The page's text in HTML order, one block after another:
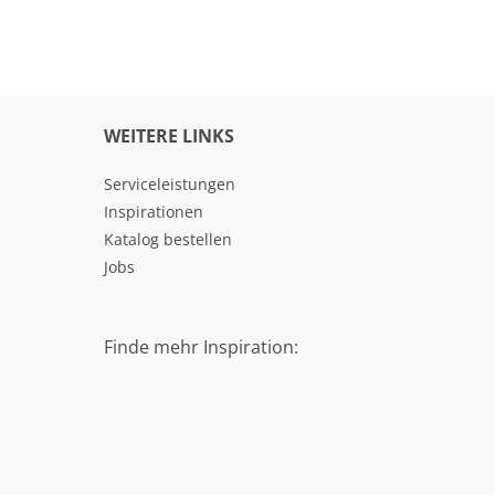
WEITERE LINKS
Serviceleistungen
Inspirationen
Katalog bestellen
Jobs
Finde mehr Inspiration: